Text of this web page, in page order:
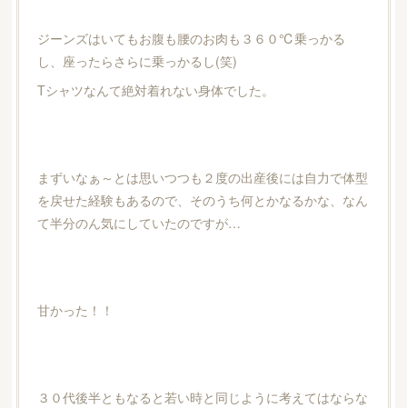
ジーンズはいてもお腹も腰のお肉も３６０℃乗っかる
し、座ったらさらに乗っかるし(笑)
Tシャツなんて絶対着れない身体でした。
まずいなぁ～とは思いつつも２度の出産後には自力で体型
を戻せた経験もあるので、そのうち何とかなるかな、なん
て半分のん気にしていたのですが…
甘かった！！
３０代後半ともなると若い時と同じように考えてはならな